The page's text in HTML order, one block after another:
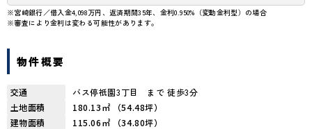
※宮崎銀行／借入金4,098万円、返済期間35年、金利0.950%（変動金利型）の場合
※審査により金利は変わる可能性があります。
物件概要
交通
バス停祇園3丁目 まで 徒歩3分
土地面積
180.13㎡ （54.48坪）
建物面積
115.06㎡ （34.80坪）